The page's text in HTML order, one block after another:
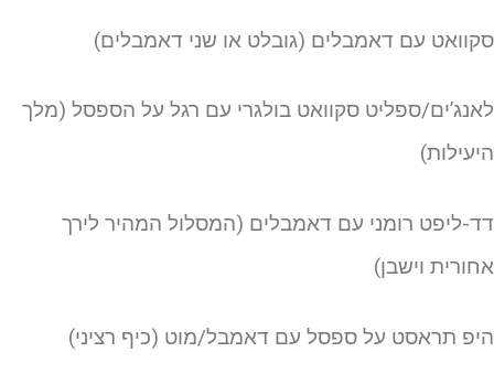
עם דאמבלים (גובלט או שני דאמבלים)
ספליט סקוואט בולגרי עם רגל על הספסל (מלך
ליפט רומני עם דאמבלים (המסלול המהיר לירך
וישבן)
תראסט על ספסל עם דאמבל/מוט (כיף רציני)